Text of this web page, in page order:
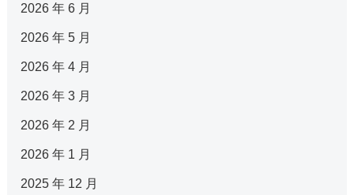
2026 年 6 月
2026 年 5 月
2026 年 4 月
2026 年 3 月
2026 年 2 月
2026 年 1 月
2025 年 12 月